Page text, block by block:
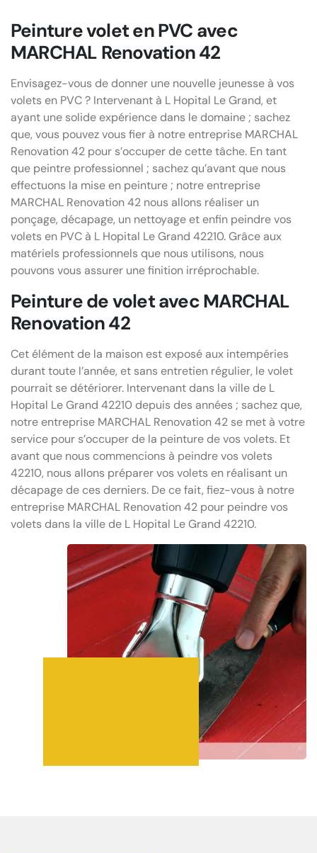
Peinture volet en PVC avec
MARCHAL Renovation 42
Envisagez-vous de donner une nouvelle jeunesse à vos
volets en PVC ? Intervenant à L Hopital Le Grand, et
ayant une solide expérience dans le domaine ; sachez
que, vous pouvez vous fier à notre entreprise MARCHAL
Renovation 42 pour s’occuper de cette tâche. En tant
que peintre professionnel ; sachez qu’avant que nous
effectuons la mise en peinture ; notre entreprise
MARCHAL Renovation 42 nous allons réaliser un
ponçage, décapage, un nettoyage et enfin peindre vos
volets en PVC à L Hopital Le Grand 42210. Grâce aux
matériels professionnels que nous utilisons, nous
pouvons vous assurer une finition irréprochable.
Peinture de volet avec MARCHAL
Renovation 42
Cet élément de la maison est exposé aux intempéries
durant toute l’année, et sans entretien régulier, le volet
pourrait se détériorer. Intervenant dans la ville de L
Hopital Le Grand 42210 depuis des années ; sachez que,
notre entreprise MARCHAL Renovation 42 se met à votre
service pour s’occuper de la peinture de vos volets. Et
avant que nous commencions à peindre vos volets
42210, nous allons préparer vos volets en réalisant un
décapage de ces derniers. De ce fait, fiez-vous à notre
entreprise MARCHAL Renovation 42 pour peindre vos
volets dans la ville de L Hopital Le Grand 42210.